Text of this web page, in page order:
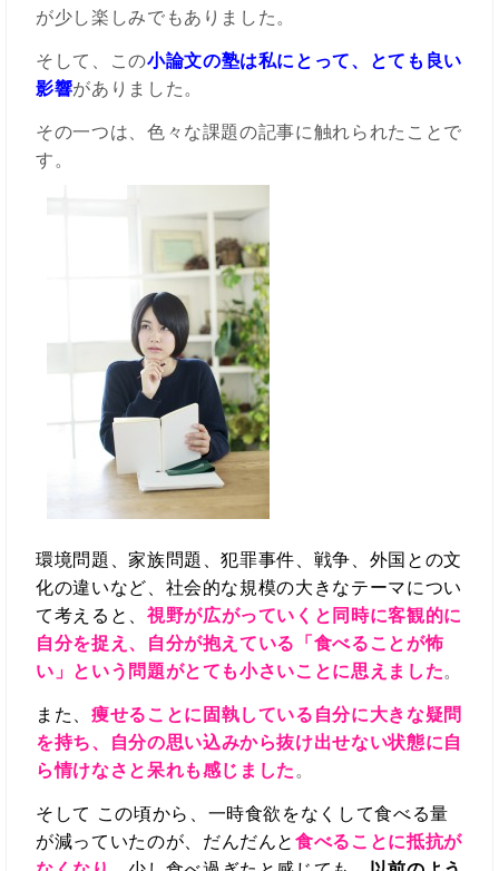
が少し楽しみでもありました。
そして、この小論文の塾は私にとって、とても良い
影響がありました。
その一つは、色々な課題の記事に触れられたことで
す。
環境問題、家族問題、犯罪事件、戦争、外国との文
化の違いなど、社会的な規模の大きなテーマについ
て考えると、 視野が広がっていくと同時に客観的に
自分を捉え、自分が抱えている「食べることが怖
い」という問題がとても小さいことに思えました。
また、 痩せることに固執している自分に大きな疑問
を持ち、
自分の思い込みから抜け出せない状態に自
ら情けなさと呆れも感じました 。
そして この頃から、一時食欲をなくして食べる量
が減っていたのが、 だんだんと食べることに抵抗が